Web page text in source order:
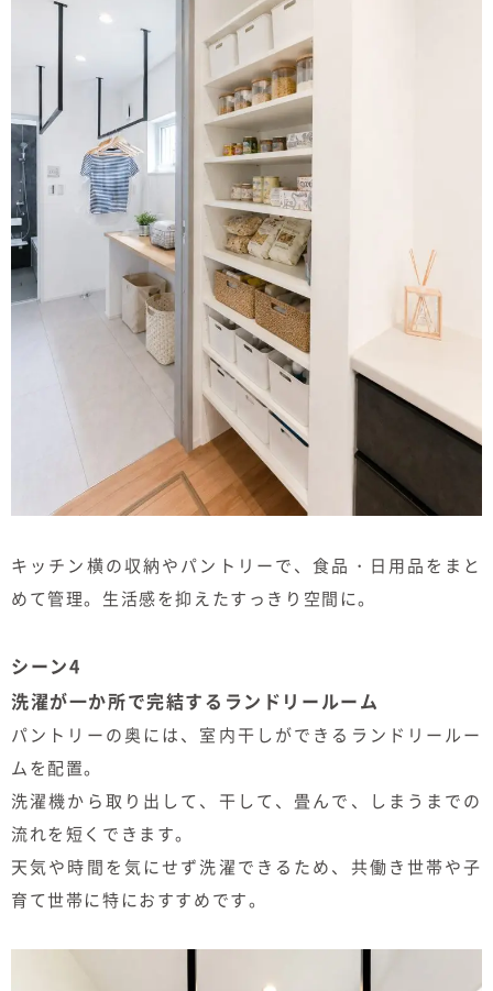
キッチン横の収納やパントリーで、食品・日用品をまと
めて管理。生活感を抑えたすっきり空間に。
シーン4
洗濯が一か所で完結するランドリールーム
パントリーの奥には、室内干しができるランドリールー
ムを配置。
洗濯機から取り出して、干して、畳んで、しまうまでの
流れを短くできます。
天気や時間を気にせず洗濯できるため、共働き世帯や子
育て世帯に特におすすめです。